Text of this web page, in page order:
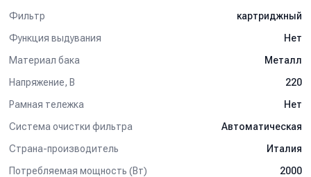
Фильтр
картриджный
Функция выдувания
Нет
Материал бака
Металл
Напряжение, В
220
Рамная тележка
Нет
Система очистки фильтра
Автоматическая
Страна-производитель
Италия
Потребляемая мощность (Вт)
2000